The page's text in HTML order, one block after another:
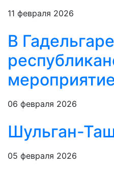
11 февраля 2026
В
06 февраля 2026
Шульган-
05 февраля 2026